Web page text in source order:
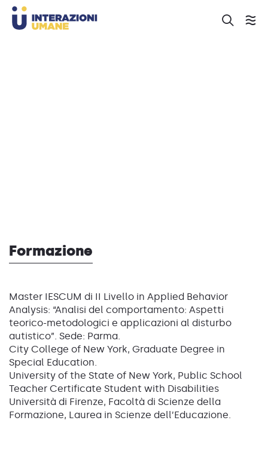
Formazione
Master IESCUM di II Livello in Applied Behavior
Analysis: “Analisi del comportamento: Aspetti
teorico-metodologici e applicazioni al disturbo
autistico”. Sede: Parma.
City College of New York, Graduate Degree in
Special Education.
University of the State of New York, Public School
Teacher Certificate Student with Disabilities
Università di Firenze, Facoltà di Scienze della
Formazione, Laurea in Scienze dell’Educazione.